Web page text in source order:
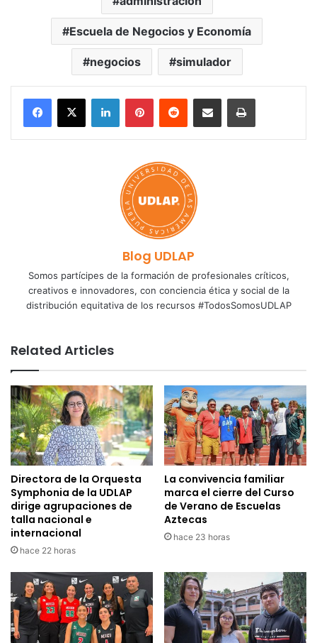
Escuela de Negocios y Economía
negocios simulador
LinkedInPinterestReddit Share via Email Print
Blog UDLAP
Somos partícipes de la formación de profesionales críticos,
creativos e innovadores, con conciencia ética y social de la
distribución equitativa de los recursos #TodosSomosUDLAP
Related Articles
Directora de la Orquesta
Symphonia de la UDLAP
dirige agrupaciones de
talla nacional e
internacional
hace 22 horas
La convivencia familiar
marca el cierre del Curso
de Verano de Escuelas
Aztecas
hace 23 horas